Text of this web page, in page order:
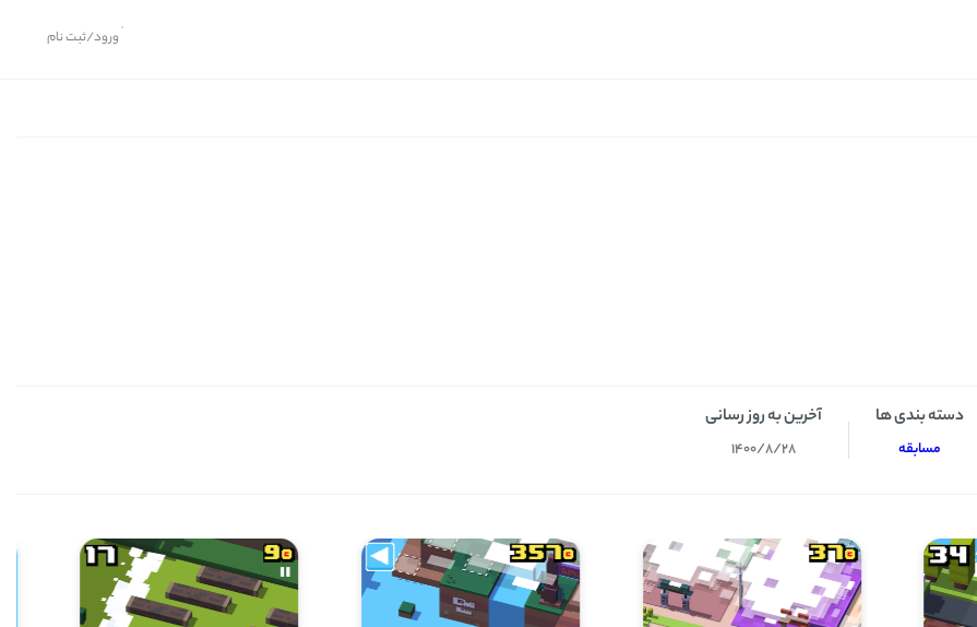
ورود/ثبت نام
دسته بندی ها
مسابقه
آخرین به روز رسانی
1400/8/28